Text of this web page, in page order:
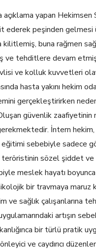
açıklama yapan Hekimsen
ederek peşinden
kilitlemiş, buna rağmen
ve tehditlere devam
ve kolluk kuvvetleri
hasta yakını hekim
gerçekleştirirken
güvenlik zaafiyetinin
İntern
sebebiyle sadece
teröristinin sözel şiddet
meslek hayatı
bir travmaya maruz
ve sağlık çalışanlarına
artışın
bir türlü pratik
ve caydırıcı